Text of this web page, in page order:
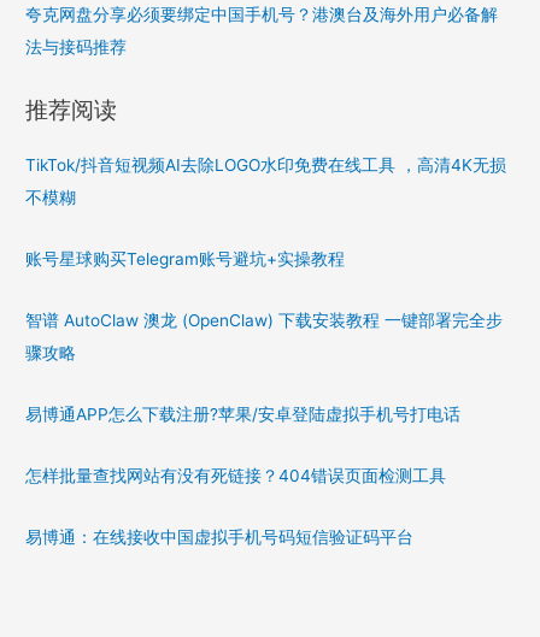
夸克网盘分享必须要绑定中国手机号？港澳台及海外用户必备解
法与接码推荐
推荐阅读
TikTok/抖音短视频AI去除LOGO水印免费在线工具 ，高清4K无损
不模糊
账号星球购买Telegram账号避坑+实操教程
智谱 AutoClaw 澳龙 (OpenClaw) 下载安装教程 一键部署完全步
骤攻略
易博通APP怎么下载注册?苹果/安卓登陆虚拟手机号打电话
怎样批量查找网站有没有死链接？404错误页面检测工具
易博通：在线接收中国虚拟手机号码短信验证码平台